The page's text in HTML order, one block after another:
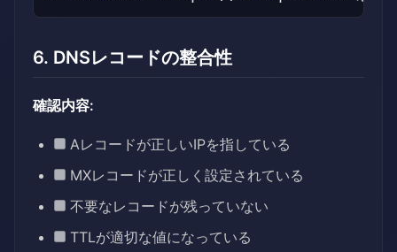
6. DNSレコードの整合性
確認内容:
Aレコードが正しいIPを指している
MXレコードが正しく設定されている
不要なレコードが残っていない
TTLが適切な値になっている